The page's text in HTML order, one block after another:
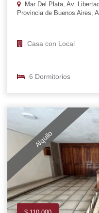
Mar Del Plata, Av.
Provincia de Buenos Aires,
Casa con Local
6 Dormitorios
Alquilo